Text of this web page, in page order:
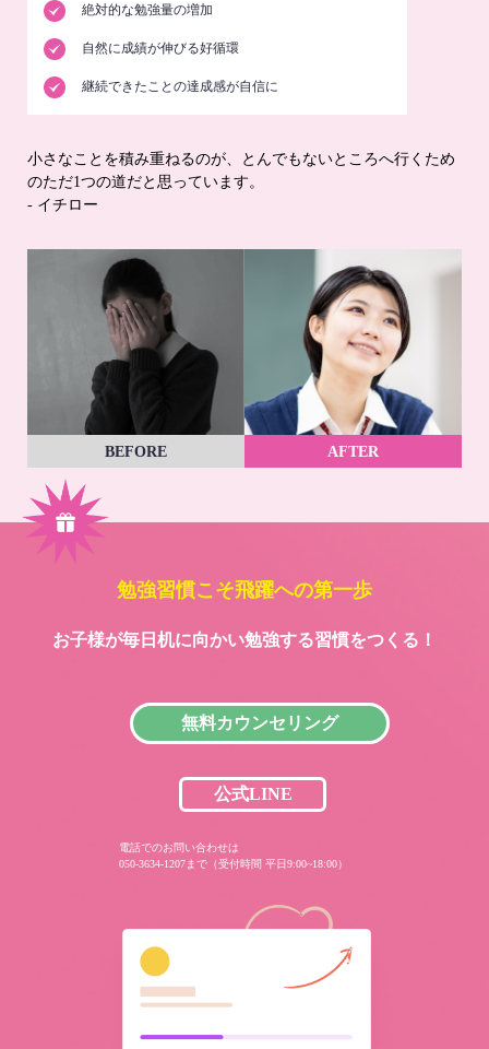
絶対的な勉強量の増加
自然に成績が伸びる好循環
継続できたことの達成感が自信に
小さなことを積み重ねるのが、とんでもないところへ行くため
のただ1つの道だと思っています。
- イチロー
BEFORE AFTER
勉強習慣こそ飛躍への第一歩
お子様が毎日机に向かい勉強する習慣をつくる！
無料カウンセリング
公式LINE
電話でのお問い合わせは
050-3634-1207まで（受付時間 平日9:00~18:00）